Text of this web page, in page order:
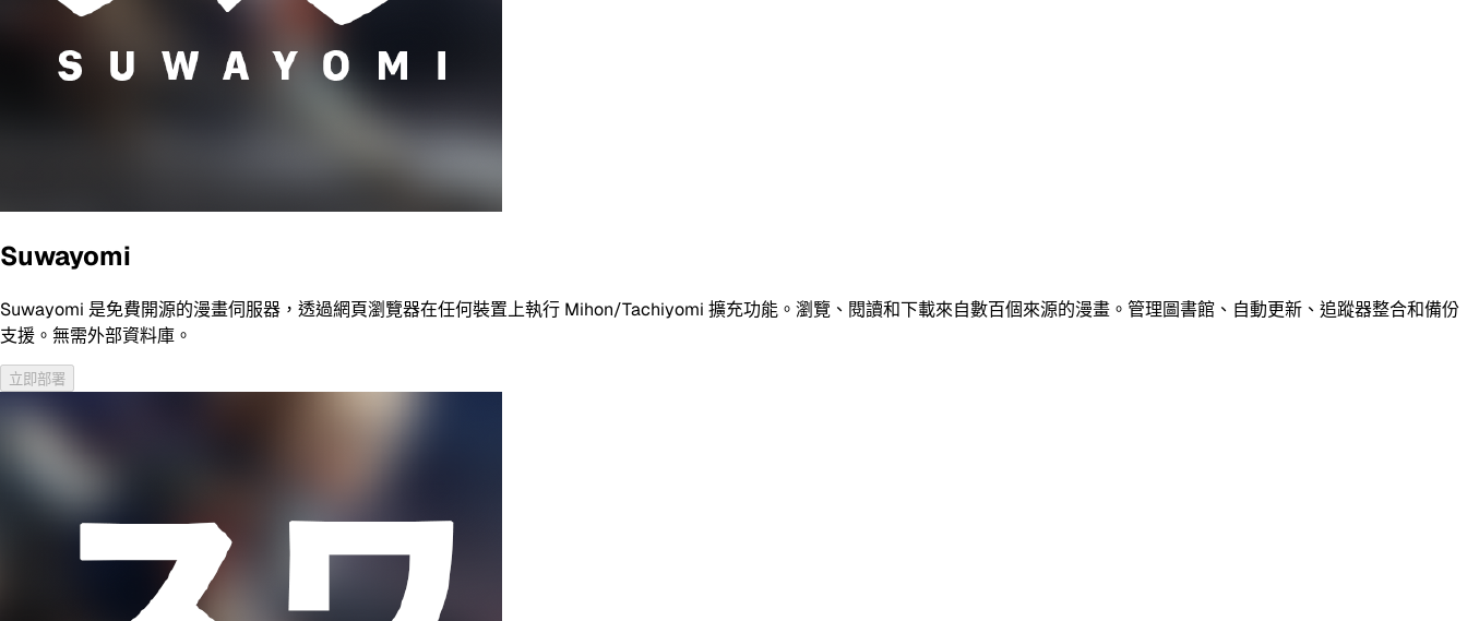
Suwayomi
Suwayomi 是免費開源的漫畫伺服器，透過網頁瀏覽器在任何裝置上執行 Mihon/Tachiyomi 擴充功能。瀏覽、閱讀和下載來自數百個來源的漫畫。管理圖書館、自動更新、追蹤器整合和備份
支援。無需外部資料庫。
立即部署